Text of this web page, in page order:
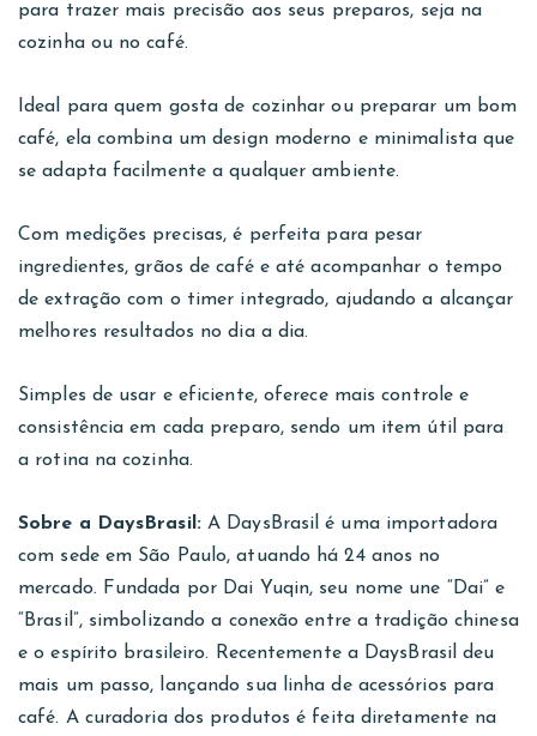
para trazer mais precisão aos seus preparos, seja na
cozinha ou no café.
Ideal para quem gosta de cozinhar ou preparar um bom
café, ela combina um design moderno e minimalista que
se adapta facilmente a qualquer ambiente.
Com medições precisas, é perfeita para pesar
ingredientes, grãos de café e até acompanhar o tempo
de extração com o timer integrado, ajudando a alcançar
melhores resultados no dia a dia.
Simples de usar e eficiente, oferece mais controle e
consistência em cada preparo, sendo um item útil para
a rotina na cozinha.
Sobre a DaysBrasil: A DaysBrasil é uma importadora
com sede em São Paulo, atuando há 24 anos no
mercado. Fundada por Dai Yuqin, seu nome une “Dai” e
“Brasil”, simbolizando a conexão entre a tradição chinesa
e o espírito brasileiro. Recentemente a DaysBrasil deu
mais um passo, lançando sua linha de acessórios para
café. A curadoria dos produtos é feita diretamente na